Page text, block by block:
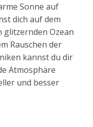
Sonne auf
dich auf dem
glitzernden Ozean
Rauschen der
kannst du dir
Atmosphäre
und besser